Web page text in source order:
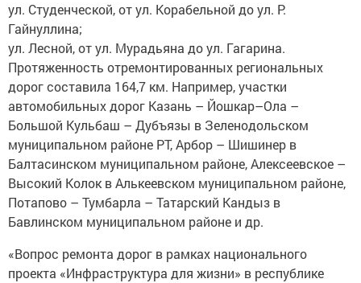
ул. Студенческой, от ул. Корабельной до ул. Р.
Гайнуллина;
ул. Лесной, от ул. Мурадьяна до ул. Гагарина.
Протяженность отремонтированных региональных
дорог составила 164,7 км. Например, участки
автомобильных дорог Казань – Йошкар–Ола –
Большой Кульбаш – Дубъязы в Зеленодольском
муниципальном районе РТ, Арбор – Шишинер в
Балтасинском муниципальном районе, Алексеевское –
Высокий Колок в Алькеевском муниципальном районе,
Потапово – Тумбарла – Татарский Кандыз в
Бавлинском муниципальном районе и др.
«Вопрос ремонта дорог в рамках национального
проекта «Инфраструктура для жизни» в республике